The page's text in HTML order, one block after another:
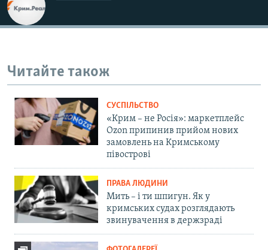
Читайте також
СУСПІЛЬСТВО
«Крим – не Росія»: маркетплейс
Ozon припинив прийом нових
замовлень на Кримському
півострові
ПРАВА ЛЮДИНИ
Мить – і ти шпигун. Як у
кримських судах розглядають
звинувачення в держзраді